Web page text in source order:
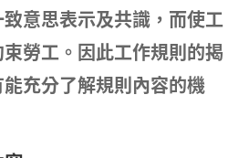
意思表示及共識，而使工
勞工。因此工作規則的揭
充分了解規則內容的機